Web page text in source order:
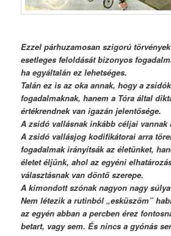
Ezzel párhuzamosan szigorú
esetleges feloldását bizonyos
ha egyáltalán ez lehetséges.
Talán ez is az oka annak, hogy a
fogadalmaknak, hanem a Tóra által
értékrendnek van igazán jelentősége.
A zsidó vallásnak inkább céljai
A zsidó vallásjog kodifikátorai arra
fogadalmak irányítsák az életünket,
életet éljünk, ahol az egyéni
választásnak van döntő szerepe.
A kimondott szónak nagyon nagy
Nem létezik a rutinból „esküszöm”
az egyén abban a percben érez
betart, vagy sem. És nincs a gyónás